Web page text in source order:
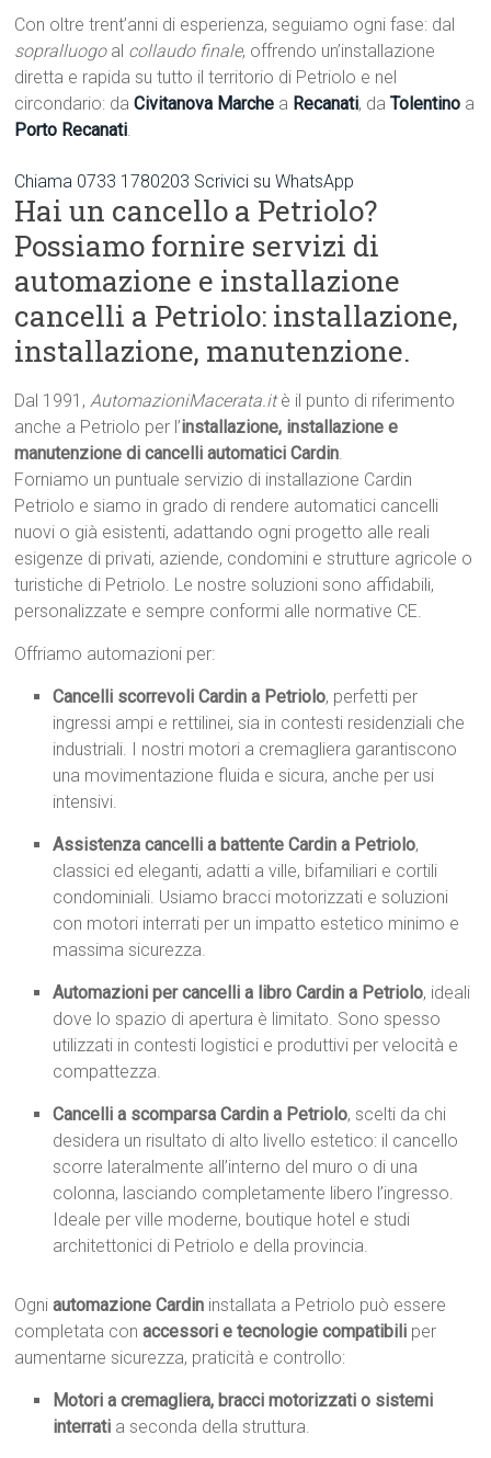
Con oltre trent’anni di esperienza, seguiamo ogni fase: dal
sopralluogo al collaudo finale, offrendo un’installazione
diretta e rapida su tutto il territorio di Petriolo e nel
circondario: daCivitanova Marche a Recanati, daTolentino a
Porto Recanati.
Chiama 0733 1780203 Scrivici su WhatsApp
Hai un cancello a Petriolo?
Possiamo fornire servizi di
automazione e installazione
cancelli a Petriolo: installazione,
installazione, manutenzione.
Dal 1991,AutomazioniMacerata.itè il punto di riferimento
anche a Petriolo per l’installazione, installazione e
manutenzione di cancelli automatici Cardin.
Forniamo un puntuale servizio di installazione Cardin
Petriolo e siamo in grado di rendere automatici cancelli
nuovi o già esistenti, adattando ogni progetto alle reali
esigenze di privati, aziende, condomini e strutture agricole o
turistiche di Petriolo. Le nostre soluzioni sono affidabili,
personalizzate e sempre conformi alle normative CE.
Offriamo automazioni per:
Cancelli scorrevoli Cardin a Petriolo, perfetti per
ingressi ampi e rettilinei, sia in contesti residenziali che
industriali. I nostri motori a cremagliera garantiscono
una movimentazione fluida e sicura, anche per usi
intensivi.
Assistenza cancelli a battente Cardin a Petriolo,
classici ed eleganti, adatti a ville, bifamiliari e cortili
condominiali. Usiamo bracci motorizzati e soluzioni
con motori interrati per un impatto estetico minimo e
massima sicurezza.
Automazioni per cancelli a libro Cardin a Petriolo, ideali
dove lo spazio di apertura è limitato. Sono spesso
utilizzati in contesti logistici e produttivi per velocità e
compattezza.
Cancelli a scomparsa Cardin a Petriolo, scelti da chi
desidera un risultato di alto livello estetico: il cancello
scorre lateralmente all’interno del muro o di una
colonna, lasciando completamente libero l’ingresso.
Ideale per ville moderne, boutique hotel e studi
architettonici di Petriolo e della provincia.
Ogniautomazione Cardin installata a Petriolo può essere
completata conaccessori e tecnologie compatibili per
aumentarne sicurezza, praticità e controllo:
Motori a cremagliera, bracci motorizzati o sistemi
interrati a seconda della struttura.